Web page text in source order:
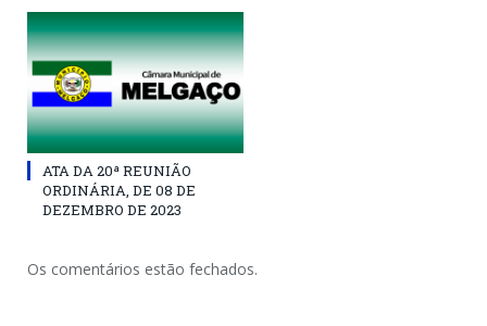
ATA DA 20ª REUNIÃO
ORDINÁRIA, DE 08 DE
DEZEMBRO DE 2023
Os comentários estão fechados.